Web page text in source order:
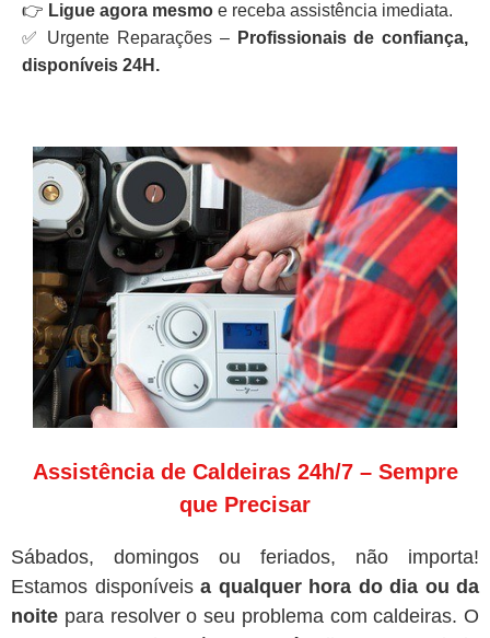
👉 Ligue agora mesmo e receba assistência imediata.
✅ Urgente Reparações – Profissionais de confiança,
disponíveis 24H.
Assistência de Caldeiras 24h/7 – Sempre
que Precisar
Sábados, domingos ou feriados, não importa!
Estamos disponíveis a qualquer hora do dia ou da
noite para resolver o seu problema com caldeiras. O